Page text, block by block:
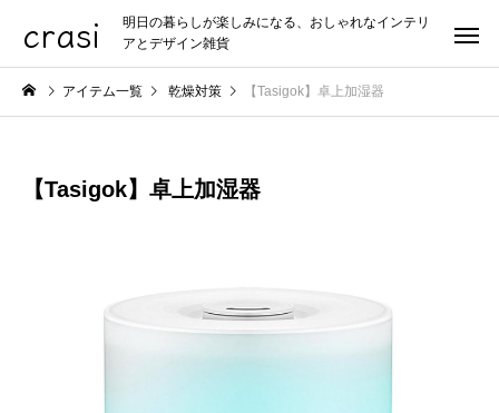
crasi
明日の暮らしが楽しみになる、おしゃれなインテリ
アとデザイン雑貨
アイテム一覧 乾燥対策 【Tasigok】卓上加湿器
【Tasigok】卓上加湿器